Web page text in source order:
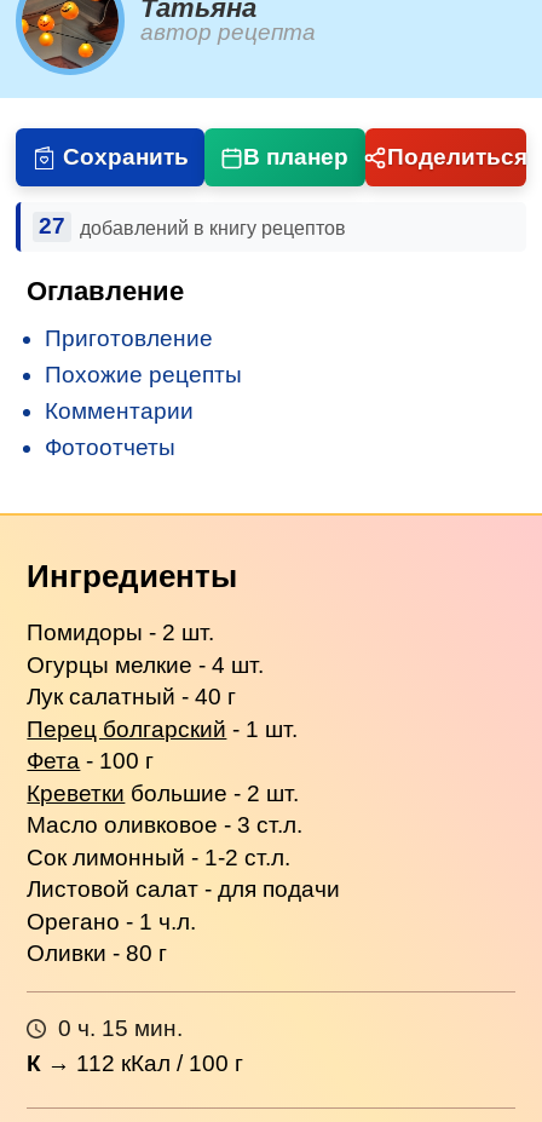
Татьяна
автор рецепта
Сохранить В планер Поделиться
27 добавлений в книгу рецептов
Оглавление
Приготовление
Похожие рецепты
Комментарии
Фотоотчеты
Ингредиенты
Помидоры - 2 шт.
Огурцы мелкие - 4 шт.
Лук салатный - 40 г
Перец болгарский - 1 шт.
Фета - 100 г
Креветки большие - 2 шт.
Масло оливковое - 3 ст.л.
Сок лимонный - 1-2 ст.л.
Листовой салат - для подачи
Орегано - 1 ч.л.
Оливки - 80 г
0 ч. 15 мин.
К → 112 кКал / 100 г